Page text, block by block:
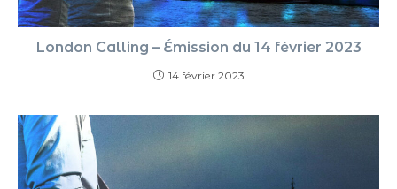
London Calling – Émission du 14 février 2023
14 février 2023